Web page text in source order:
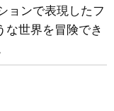
ョンで表現したフ
な世界を冒険でき